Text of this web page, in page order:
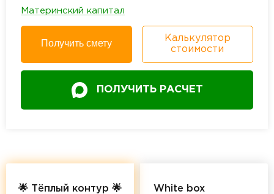
Материнский капитал
Получить смету
Калькулятор
стоимости
ПОЛУЧИТЬ РАСЧЕТ
🌟 Тёплый контур 🌟 White box